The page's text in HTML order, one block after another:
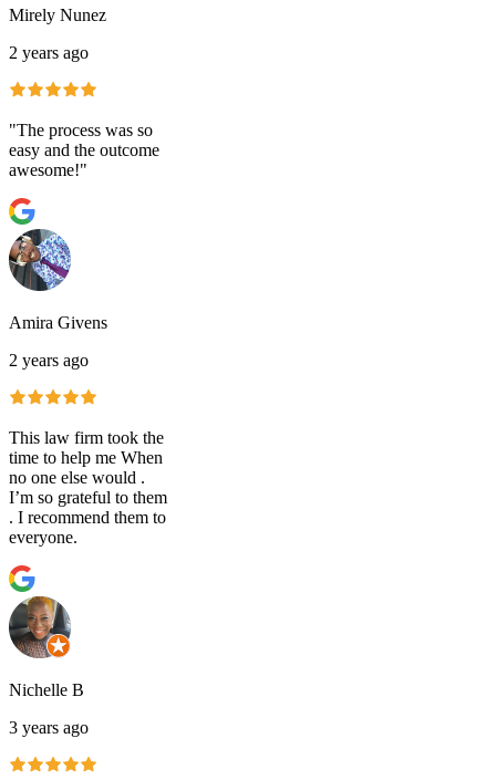
Mirely Nunez
2 years ago
"The process was so
easy and the outcome
awesome!"
Amira Givens
2 years ago
This law firm took the
time to help me When
no one else would .
I’m so grateful to them
. I recommend them to
everyone.
Nichelle B
3 years ago